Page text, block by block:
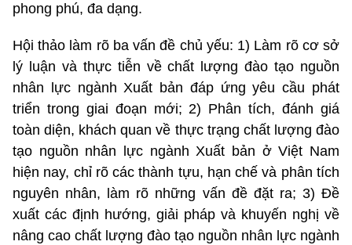
phong phú, đa dạng.
Hội thảo làm rõ ba vấn đề chủ yếu: 1) Làm rõ cơ sở
lý luận và thực tiễn về chất lượng đào tạo nguồn
nhân lực ngành Xuất bản đáp ứng yêu cầu phát
triển trong giai đoạn mới; 2) Phân tích, đánh giá
toàn diện, khách quan về thực trạng chất lượng đào
tạo nguồn nhân lực ngành Xuất bản ở Việt Nam
hiện nay, chỉ rõ các thành tựu, hạn chế và phân tích
nguyên nhân, làm rõ những vấn đề đặt ra; 3) Đề
xuất các định hướng, giải pháp và khuyến nghị về
nâng cao chất lượng đào tạo nguồn nhân lực ngành